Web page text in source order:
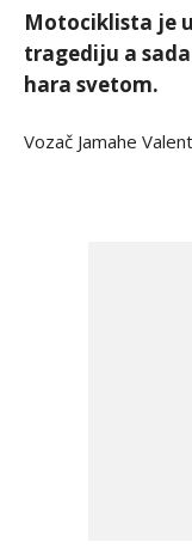
Motociklista je
tragediju a
hara svetom.
Vozač Jamahe